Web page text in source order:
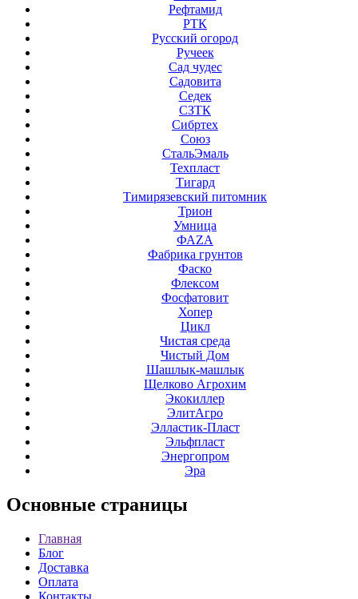
Рефтамид
РТК
Русский огород
Ручеек
Сад чудес
Садовита
Седек
СЗТК
Сибртех
Союз
СтальЭмаль
Техпласт
Тигард
Тимирязевский питомник
Трион
Умница
ФАZА
Фабрика грунтов
Фаско
Флексом
Фосфатовит
Хопер
Цикл
Чистая среда
Чистый Дом
Шашлык-машлык
Щелково Агрохим
Экокиллер
ЭлитАгро
Элластик-Пласт
Эльфпласт
Энергопром
Эра
Основные страницы
Главная
Блог
Доставка
Оплата
Контакты